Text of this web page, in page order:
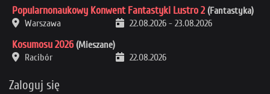
Popularnonaukowy Konwent Fantastyki Lustro 2 (Fantastyka)
Warszawa
22.08.2026 - 23.08.2026
Kosumosu 2026 (Mieszane)
Racibór
22.08.2026
Zaloguj się